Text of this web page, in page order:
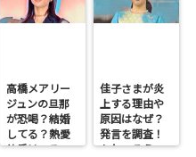
高橋メアリー
ジュンの旦那
が恐喝？結婚
してる？熱愛
彼氏はいるの
佳子さまが炎
上する理由や
原因はなぜ？
発言を調査！
かわいそうの